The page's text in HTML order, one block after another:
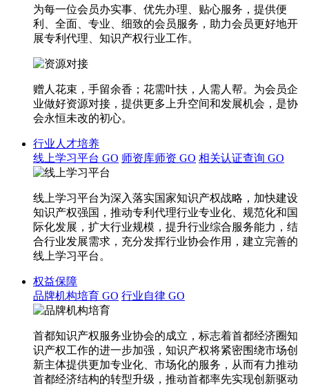
为每一位会员办实事、优先办理、贴心服务，提供便
利、全面、专业、细致的会员服务，助力会员更好地开
展专利代理、知识产权行业工作。
赠人花束，手留余香；花需叶扶，人需人帮。为会员企
业做好资源对接，提供更多上升空间和发展机会，是协
会永恒未改的初心。
行业人才培养
线上学习平台 GO 师资库师资 GO 相关认证查询 GO
线上学习平台为深入落实国家知识产权战略，加快建设
知识产权强国，推动专利代理行业专业化、规范化和国
际化发展，扩大行业规模，提升行业综合服务能力，结
合行业发展需求，充分发挥行业协会作用，建立完善的
线上学习平台。
权益保障
品牌机构培育 GO 行业自律 GO
首都知识产权服务业协会的成立，标志着首都经济圈知
识产权工作的进一步加强，知识产权将紧密围绕市场创
新主体提供更加专业化、市场化的服务，从而有力推动
首都经济结构的转型升级，推动首都率先实现创新驱动